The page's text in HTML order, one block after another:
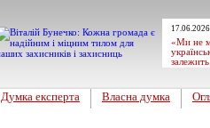
«Ми не
Думка експерта Власна думка